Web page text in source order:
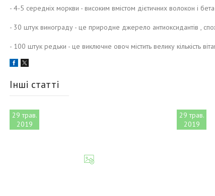
- 4-5 середніх моркви - високим вмістом дієтичних волокон і
- 30 штук винограду - це природне джерело антиоксидантів ,
- 100 штук редьки - це виключне овоч містить велику кількість
Інші статті
29 трав.
2019
29 трав.
2019